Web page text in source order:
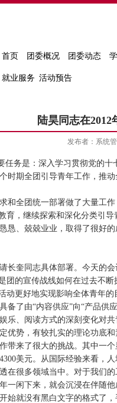
首页 团委概况 团委动态
就业服务 活动预告
陆昊同志在
发布者：系统
任务是：深入学习贯彻党的
时期全团引导青年工作，推
和全团统一部署做了大量工
育，继续探索和深化分类引
恳、兢兢业业，取得了很好
长奎同志具体部署。今天的
团的宣传战线如何在过去不
动更好地实现影响全体青年的
备了由“内容供应”向“产品
乐、阅读方式的深刻变化对
优势，有较扎实的理论功底
带来了很大的挑战。其中一
美元。从国际经验来看，
在很多领域当中。对于我们
一闲下来，就会沉浸在伴随
始就没有黑白文字的格式了